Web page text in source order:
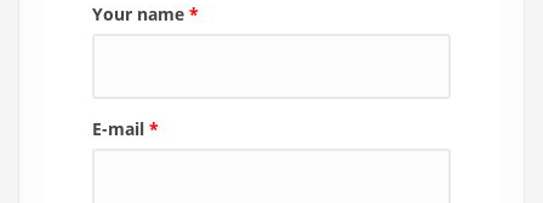
Your name *
E-mail *